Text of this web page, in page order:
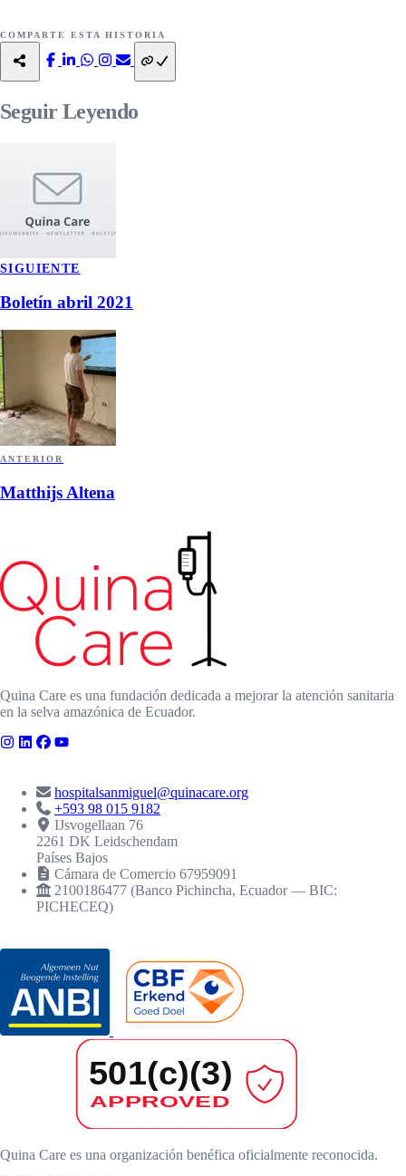
COMPARTE ESTA HISTORIA
Seguir Leyendo
SIGUIENTE
Boletín abril 2021
ANTERIOR
Matthijs Altena
Quina Care es una fundación dedicada a mejorar la atención sanitaria
en la selva amazónica de Ecuador.
hospitalsanmiguel@quinacare.org
+593 98 015 9182
IJsvogellaan 76
2261 DK Leidschendam
Países Bajos
Cámara de Comercio 67959091
2100186477 (Banco Pichincha, Ecuador — BIC:
PICHECEQ)
Quina Care es una organización benéfica oficialmente reconocida.